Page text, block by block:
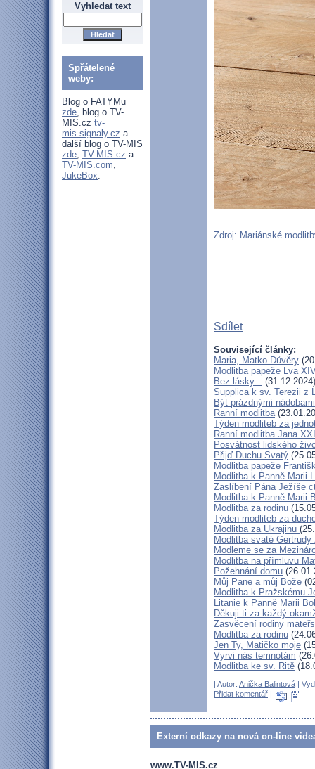
Vyhledat text
Spřátelené
weby:
Blog o FATYMu
zde, blog o TV-
MIS.cz tv-
mis.signaly.cz a
další blog o TV-MIS
zde, TV-MIS.cz a
TV-MIS.com,
JukeBox.
Zdroj: Mariánské
Sdílet
Související články:
Maria, Matko Důvěry
Modlitba papeže Lva
Bez lásky... (31.12.2024)
Supplica k sv. Terezii z
Být prázdnými nádobami
Ranní modlitba
Týden modliteb za
Ranní modlitba Jana
Posvátnost lidského
Přijď Duchu Svatý
Modlitba papeže
Modlitba k Panně Marii
Zaslíbení Pána Ježíše
Modlitba k Panně Marii
Modlitba za rodinu
Týden modliteb za
Modlitba za Ukrajinu
Modlitba svaté
Modleme se za
Modlitba na přímluvu
Požehnání domu
Můj Pane a můj Bože
Modlitba k Pražskému
Litanie k Panně Marii
Děkuji ti za každý
Zasvěcení rodiny
Modlitba za rodinu
Jen Ty, Matičko moje
Vyrvi nás temnotám
Modlitba ke sv. Ritě
| Autor: Anička Balintová |
Přidat komentář |
Externí odkazy na nová on-line
www.TV-MIS.cz